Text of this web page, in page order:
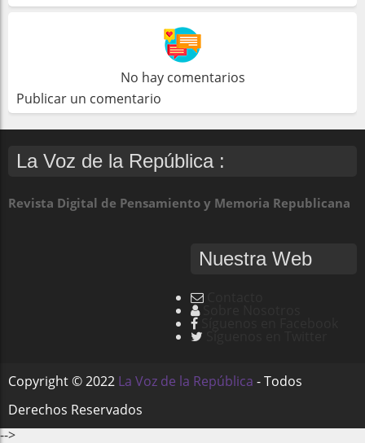
No hay comentarios
Publicar un comentario
La Voz de la República :
Revista Digital de Pensamiento y Memoria Republicana
Nuestra Web
Copyright ©2022 La Voz de la República - Todos
Derechos Reservados
-->